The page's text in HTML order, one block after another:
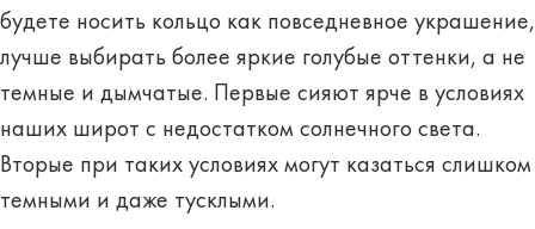
будете носить кольцо как повседневное украшение,
лучше выбирать более яркие голубые оттенки, а не
темные и дымчатые. Первые сияют ярче в условиях
наших широт с недостатком солнечного света.
Вторые при таких условиях могут казаться слишком
темными и даже тусклыми.